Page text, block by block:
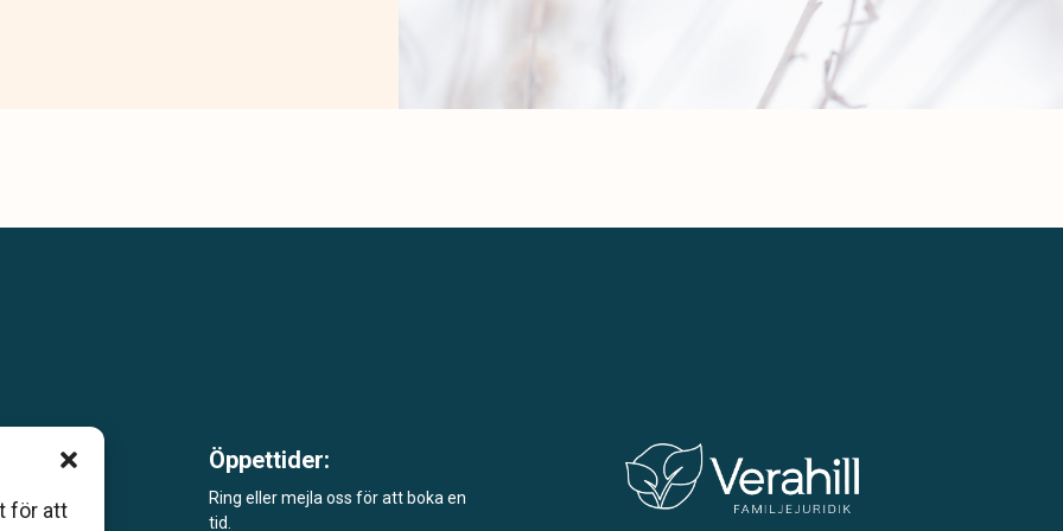
för att
Öppettider:
Ring eller mejla oss för att boka en
tid.